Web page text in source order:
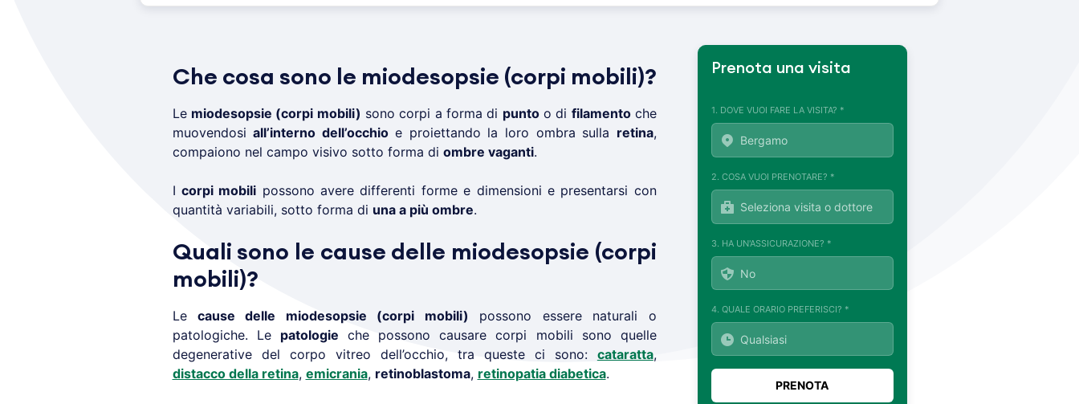
Che cosa sono le miodesopsie (corpi mobili)?
Le miodesopsie (corpi mobili) sono corpi a forma di puntoo di filamentoche
muovendosiall’interno dell’occhioe proiettando la loro ombra sulla retina,
compaiono nel campo visivo sotto forma di ombre vaganti.
I corpi mobili possono avere differenti forme e dimensioni e presentarsi con
quantità variabili, sotto forma di una a più ombre.
Quali sono le cause delle miodesopsie (corpi
mobili)?
Le cause delle miodesopsie (corpi mobili) possono essere naturali o
patologiche. Le patologie che possono causare corpi mobili sono quelle
degenerative del corpo vitreo dell’occhio, tra queste ci sono: cataratta,
distacco della retina, emicrania, retinoblastoma, retinopatia diabetica.
Prenota una visita
1. DOVE VUOI FARE LA VISITA? *
2. COSA VUOI PRENOTARE? *
3. HA UN'ASSICURAZIONE? *
4. QUALE ORARIO PREFERISCI? *